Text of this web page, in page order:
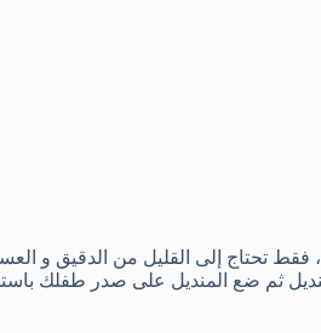
تحتاج إلى القليل من الدقيق و
ثم ضع المنديل على صدر طفلك